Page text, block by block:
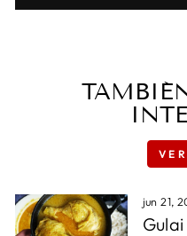
jun 21,